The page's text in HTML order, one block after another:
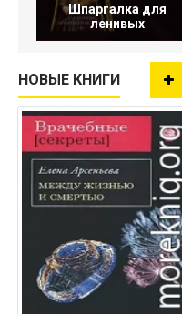
Шпаргалка для
ленивых
НОВЫЕ КНИГИ